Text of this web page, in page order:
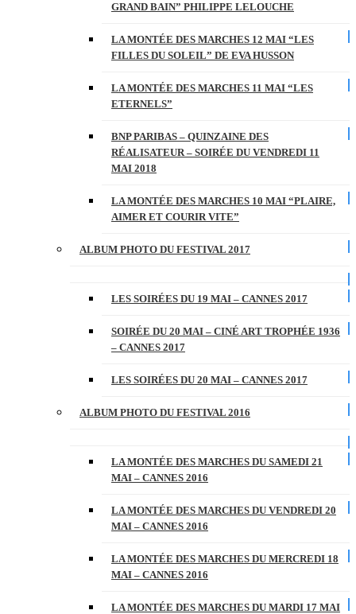
GRAND BAIN” PHILIPPE LELOUCHE
LA MONTÉE DES MARCHES 12 MAI “LES
FILLES DU SOLEIL” DE EVA HUSSON
LA MONTÉE DES MARCHES 11 MAI “LES
ETERNELS”
BNP PARIBAS – QUINZAINE DES
RÉALISATEUR – SOIRÉE DU VENDREDI 11
MAI 2018
LA MONTÉE DES MARCHES 10 MAI “PLAIRE,
AIMER ET COURIR VITE”
ALBUM PHOTO DU FESTIVAL 2017
LES SOIRÉES DU 19 MAI – CANNES 2017
SOIRÉE DU 20 MAI – CINÉ ART TROPHÉE 1936
– CANNES 2017
LES SOIRÉES DU 20 MAI – CANNES 2017
ALBUM PHOTO DU FESTIVAL 2016
LA MONTÉE DES MARCHES DU SAMEDI 21
MAI – CANNES 2016
LA MONTÉE DES MARCHES DU VENDREDI 20
MAI – CANNES 2016
LA MONTÉE DES MARCHES DU MERCREDI 18
MAI – CANNES 2016
LA MONTÉE DES MARCHES DU MARDI 17 MAI